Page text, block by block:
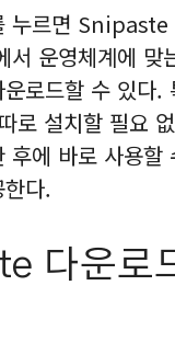
누르면 Snipaste
서 운영체계에
로드할 수 있다.
로 설치할 필요
후에 바로 사용할
다.
다운로